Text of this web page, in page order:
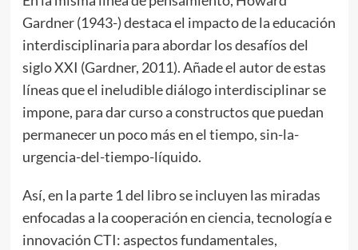
Gardner (1943-) destaca el impacto de la educación
interdisciplinaria para abordar los desafíos del
siglo XXI (Gardner, 2011). Añade el autor de estas
líneas que el ineludible diálogo interdisciplinar se
impone, para dar curso a constructos que puedan
permanecer un poco más en el tiempo, sin-la-
urgencia-del-tiempo-líquido.
Así, en la parte 1 del libro se incluyen las miradas
enfocadas a la cooperación en ciencia, tecnología e
innovación CTI: aspectos fundamentales,